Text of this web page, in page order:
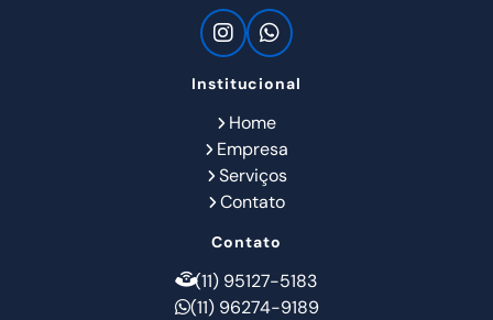
Institucional
Home
Empresa
Serviços
Contato
Contato
(11) 95127-5183
(11) 96274-9189